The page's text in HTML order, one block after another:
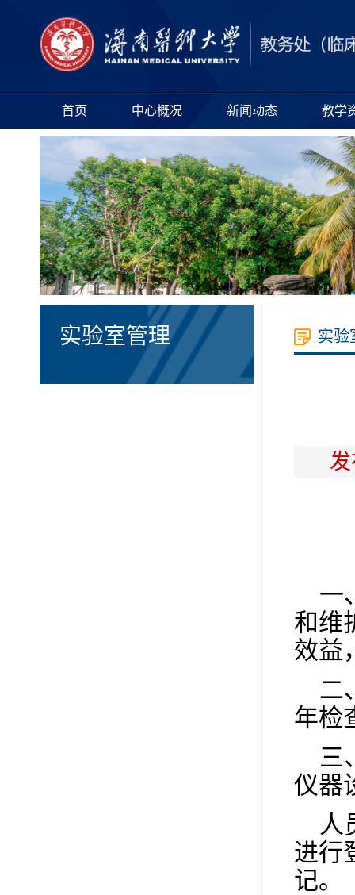
首页 中心概况 新闻动态 教学
实验室管理 实验
一
和维
效益
二
年检
三
仪器
人
进行
记。